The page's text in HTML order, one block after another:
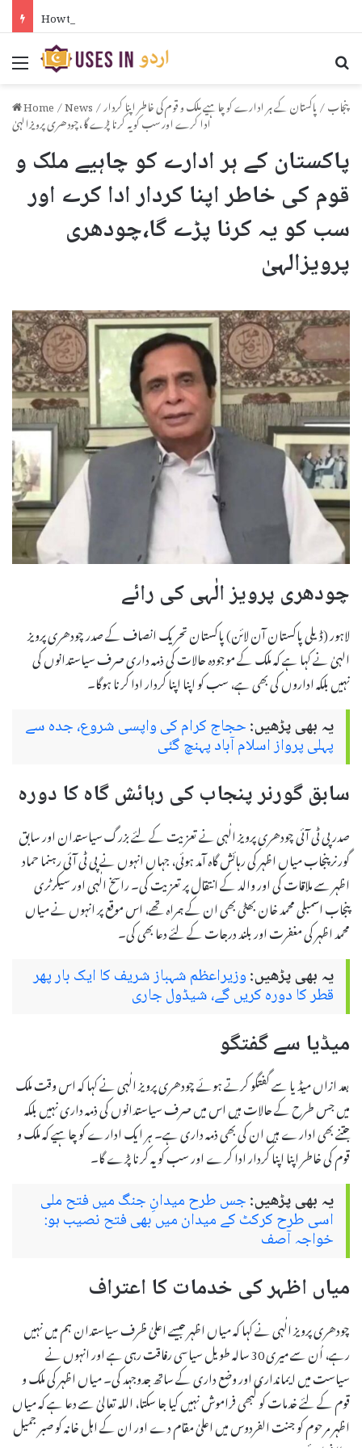
How to Put Formula in Excel in Urdu
Menu
Home/News/ پنجاب/پاکستان کے ہر ادارے کو چاہیے ملک و قوم کی خاطر اپنا کردار
ادا کرے اور سب کو یہ کرنا پڑے گا،چودھری پرویزالہیٰ
پاکستان کے ہر ادارے کو چاہیے ملک و
قوم کی خاطر اپنا کردار ادا کرے اور
سب کو یہ کرنا پڑے گا،چودھری
پرویزالہیٰ
چودھری پرویز الٰہی کی رائے
لاہور (ڈیلی پاکستان آن لائن) پاکستان تحریک انصاف کے صدر چودھری پرویز
الہیٰ نے کہا ہے کہ ملک کے موجودہ حالات کی ذمہ داری صرف سیاستدانوں کی
نہیں بلکہ اداروں کی بھی ہے، سب کو اپنا اپنا کردار ادا کرنا ہوگا۔
یہ بھی پڑھیں:حجاج کرام کی واپسی شروع، جدہ سے
پہلی پرواز اسلام آباد پہنچ گئی
سابق گورنر پنجاب کی رہائش گاہ کا دورہ
صدر پی ٹی آئی چودھری پرویز الٰہی نے تعزیت کے لئے بزرگ سیاستدان اور سابق
گورنر پنجاب میاں اظہر کی رہائش گاہ آمد ہوئی، جہاں انہوں نے پی ٹی آئی رہنما حماد
اظہر سے ملاقات کی اور والد کے انتقال پر تعزیت کی۔ راسخ الٰہی اور سیکرٹری
پنجاب اسمبلی محمد خان بھٹی بھی ان کے ہمراہ تھے، اس موقع پر انہوں نے میاں
محمد اظہر کی مغفرت اور بلند درجات کے لئے دعا بھی کی۔
یہ بھی پڑھیں:وزیراعظم شہباز شریف کا ایک بار پھر
قطر کا دورہ کریں گے، شیڈول جاری
میڈیا سے گفتگو
بعد ازاں میڈیا سے گفتگو کرتے ہوئے چودھری پرویز الٰہی نے کہا کہ اس وقت ملک
میں جس طرح کے حالات ہیں اس میں صرف سیاستدانوں کی ذمہ داری نہیں بلکہ
جتنے بھی ادارے ہیں ان کی بھی ذمہ داری ہے۔ ہر ایک ادارے کو چاہیے کہ ملک و
قوم کی خاطر اپنا اپنا کردار ادا کرے اور سب کو یہ کرنا پڑے گا۔
یہ بھی پڑھیں:جس طرح میدانِ جنگ میں فتح ملی
اسی طرح کرکٹ کے میدان میں بھی فتح نصیب ہو:
خواجہ آصف
میاں اظہر کی خدمات کا اعتراف
چودھری پرویز الٰہی نے کہا کہ میاں اظہر جیسے اعلیٰ ظرف سیاستدان ہم میں نہیں
رہے، اُن سے میری 30 سالہ طویل سیاسی رفاقت رہی ہے اور انہوں نے
سیاست میں ایمانداری اور وضع داری کے ساتھ جدوجہد کی۔ میاں اظہر کی ملک و
قوم کے لئے خدمات کو کبھی فراموش نہیں کیا جا سکتا، اللہ تعالیٰ سے دعا ہے کہ میاں
اظہر مرحوم کو جنت الفردوس میں اعلیٰ مقام دے اور ان کے اہل خانہ کو صبر جمیل